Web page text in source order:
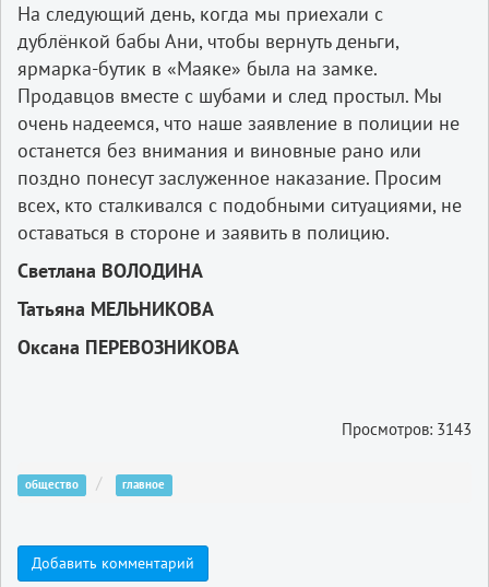
На следующий день, когда мы приехали с
дублёнкой бабы Ани, чтобы вернуть деньги,
ярмарка-бутик в «Маяке» была на замке.
Продавцов вместе с шубами и след простыл. Мы
очень надеемся, что наше заявление в полиции не
останется без внимания и виновные рано или
поздно понесут заслуженное наказание. Просим
всех, кто сталкивался с подобными ситуациями, не
оставаться в стороне и заявить в полицию.
Светлана ВОЛОДИНА
Татьяна МЕЛЬНИКОВА
Оксана ПЕРЕВОЗНИКОВА
Просмотров: 3143
общество главное
Добавить комментарий